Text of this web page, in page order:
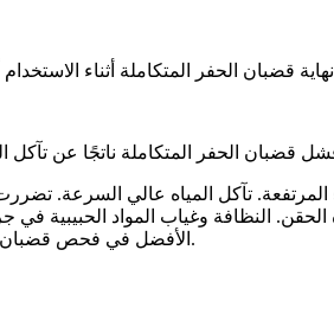
تآكل المياه عالي السرعة.
النظافة وغياب المواد الحبيبية
الأفضل في فحص قضبان الحفر المتكاملة قبل الحفر واستبدال قضبان الحفر المتكاملة حسب الضرورة.